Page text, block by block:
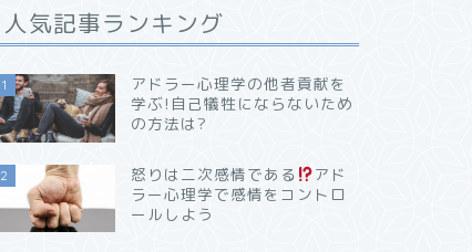
人気記事ランキング
1
アドラー心理学の他者貢献を
学ぶ!自己犠牲にならないため
の方法は?
2 怒りは二次感情である
アド
ラー心理学で感情をコントロ
ールしよう